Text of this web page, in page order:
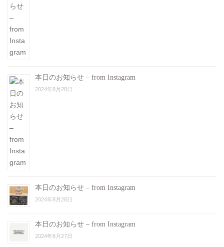
本日のお知らせ – from Instagram
2024年8月28日
本日のお知らせ – from Instagram
2024年8月28日
本日のお知らせ – from Instagram
2024年8月27日